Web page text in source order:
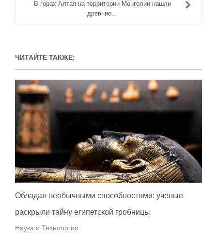
В горах Алтая на территории Монголии нашли
древние...
ЧИТАЙТЕ ТАКЖЕ:
Обладал необычными способностями: ученые
раскрыли тайну египетской гробницы
Наука и Технологии